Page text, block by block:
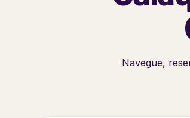
Navegue,